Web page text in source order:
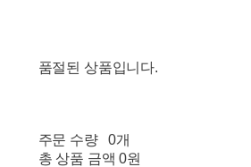
품절된 상품입니다.
주문 수량
0개
총 상품 금액 0원